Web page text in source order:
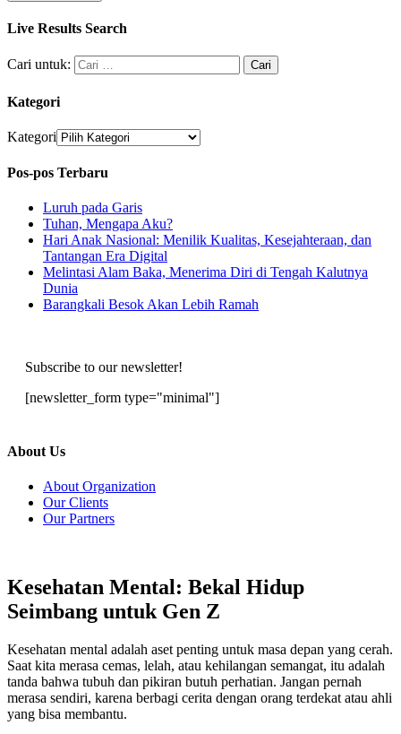
Live Results Search
Cari untuk:
Kategori
Kategori
Pos-pos Terbaru
Luruh pada Garis
Tuhan, Mengapa Aku?
Hari Anak Nasional: Menilik Kualitas, Kesejahteraan, dan
Tantangan Era Digital
Melintasi Alam Baka, Menerima Diri di Tengah Kalutnya
Dunia
Barangkali Besok Akan Lebih Ramah
Subscribe to our newsletter!
[newsletter_form type="minimal"]
About Us
About Organization
Our Clients
Our Partners
Kesehatan Mental: Bekal Hidup
Seimbang untuk Gen Z
Kesehatan mental adalah aset penting untuk masa depan yang cerah.
Saat kita merasa cemas, lelah, atau kehilangan semangat, itu adalah
tanda bahwa tubuh dan pikiran butuh perhatian. Jangan pernah
merasa sendiri, karena berbagi cerita dengan orang terdekat atau ahli
yang bisa membantu.